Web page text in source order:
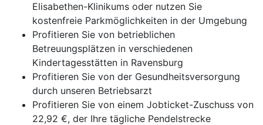
Elisabethen-Klinikums oder nutzen Sie
kostenfreie Parkmöglichkeiten in der Umgebung
Profitieren Sie von betrieblichen
Betreuungsplätzen in verschiedenen
Kindertagesstätten in Ravensburg
Profitieren Sie von der Gesundheitsversorgung
durch unseren Betriebsarzt
Profitieren Sie von einem Jobticket-Zuschuss von
22,92 €, der Ihre tägliche Pendelstrecke